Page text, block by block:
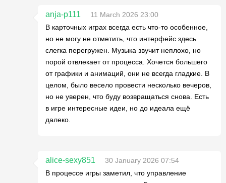
anja-p111
11 March 2026 23:00
В карточных играх всегда есть что-то особенное,
но не могу не отметить, что интерфейс здесь
слегка перегружен. Музыка звучит неплохо, но
порой отвлекает от процесса. Хочется большего
от графики и анимаций, они не всегда гладкие. В
целом, было весело провести несколько вечеров,
но не уверен, что буду возвращаться снова. Есть
в игре интересные идеи, но до идеала ещё
далеко.
alice-sexy851
30 January 2026 07:54
В процессе игры заметил, что управление